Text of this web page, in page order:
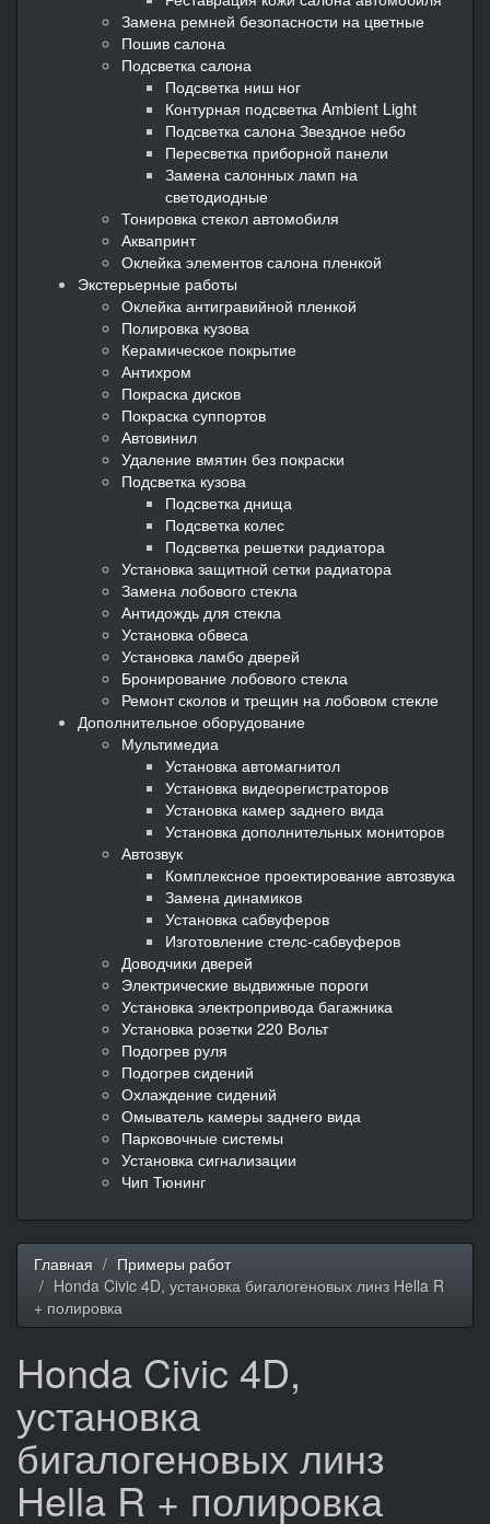
Замена ремней безопасности на цветные
Пошив салона
Подсветка салона
Подсветка ниш ног
Контурная подсветка Ambient Light
Подсветка салона Звездное небо
Пересветка приборной панели
Замена салонных ламп на
светодиодные
Тонировка стекол автомобиля
Аквапринт
Оклейка элементов салона пленкой
Экстерьерные работы
Оклейка антигравийной пленкой
Полировка кузова
Керамическое покрытие
Антихром
Покраска дисков
Покраска суппортов
Автовинил
Удаление вмятин без покраски
Подсветка кузова
Подсветка днища
Подсветка колес
Подсветка решетки радиатора
Установка защитной сетки радиатора
Замена лобового стекла
Антидождь для стекла
Установка обвеса
Установка ламбо дверей
Бронирование лобового стекла
Ремонт сколов и трещин на лобовом стекле
Дополнительное оборудование
Мультимедиа
Установка автомагнитол
Установка видеорегистраторов
Установка камер заднего вида
Установка дополнительных мониторов
Автозвук
Комплексное проектирование автозвука
Замена динамиков
Установка сабвуферов
Изготовление стелс-сабвуферов
Доводчики дверей
Электрические выдвижные пороги
Установка электропривода багажника
Установка розетки 220 Вольт
Подогрев руля
Подогрев сидений
Охлаждение сидений
Омыватель камеры заднего вида
Парковочные системы
Установка сигнализации
Чип Тюнинг
Главная
Примеры работ
Honda Civic 4D, установка бигалогеновых линз Hella R
+ полировка
Honda Civic 4D,
установка
бигалогеновых линз
Hella R + полировка